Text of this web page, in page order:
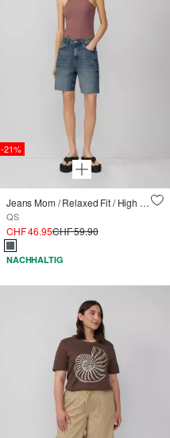
-21%
Jeans Mom / Relaxed Fit / High Rise
QS
CHF 46.95CHF 59.90
NACHHALTIG